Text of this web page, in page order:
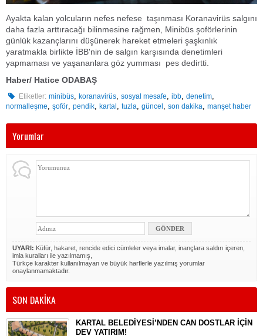
Ayakta kalan yolcuların nefes nefese taşınması Koranavirüs salgını
daha fazla arttıracağı bilinmesine rağmen, Minibüs şoförlerinin
günlük kazançlarını düşünerek hareket etmeleri şaşkınlık
yaratmakla birlikte İBB'nin de salgın karşısında denetimleri
yapmaması ve yaşananlara göz yumması pes dedirtti.
Haber/ Hatice ODABAŞ
Etiketler: minibüs,koranavirüs,sosyal mesafe,ibb,denetim,
normalleşme, şoför, pendik, kartal , tuzla, güncel , son dakika, manşet haber
Yorumlar
UYARI: Küfür, hakaret, rencide edici cümleler veya imalar, inançlara saldırı içeren,
imla kuralları ile yazılmamış,
Türkçe karakter kullanılmayan ve büyük harflerle yazılmış yorumlar
onaylanmamaktadır.
SON DAKİKA
KARTAL BELEDİYESİ’NDEN CAN DOSTLAR İÇİN
DEV YATIRIM!